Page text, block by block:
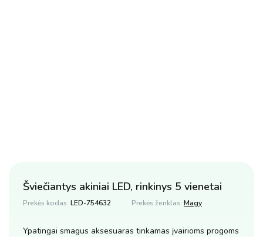
Šviečiantys akiniai LED, rinkinys 5 vienetai
Prekės kodas: LED-754632 Prekės ženklas: Magy
Ypatingai smagus aksesuaras tinkamas įvairioms progoms